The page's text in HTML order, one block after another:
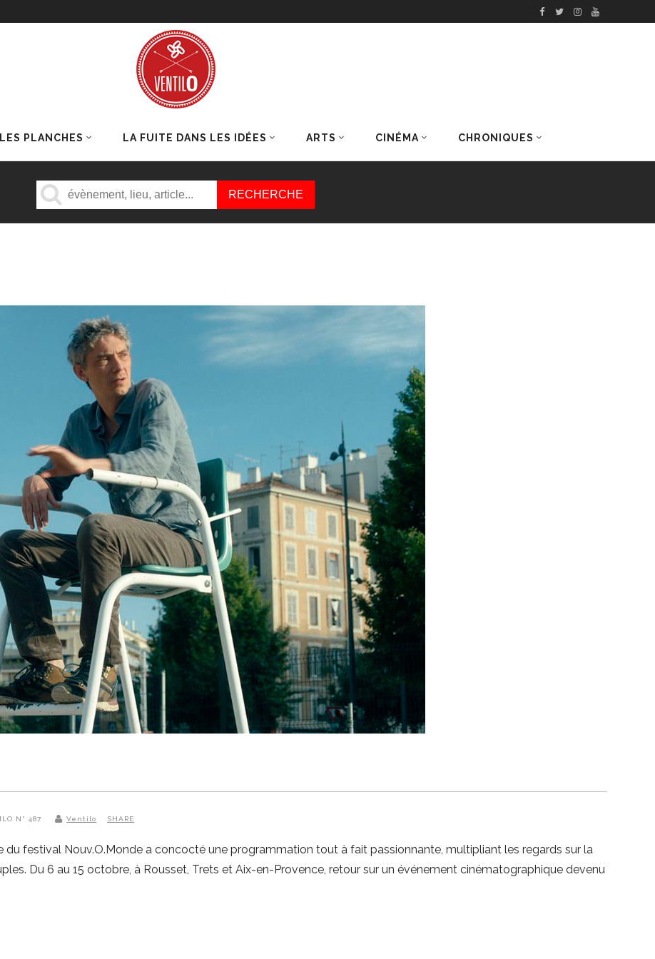
PLANCHES LA FUITE DANS LES IDÉES ARTS CINÉMA CHRONIQUES
DERNIERS ARTICLES
N° 487 Ventilo SHARE
du festival Nouv.O.Monde a concocté une programmation tout à fait passionnante, multipliant les regards sur la
Du 6 au 15 octobre, à Rousset, Trets et Aix-en-Provence, retour sur un événement cinématographique devenu